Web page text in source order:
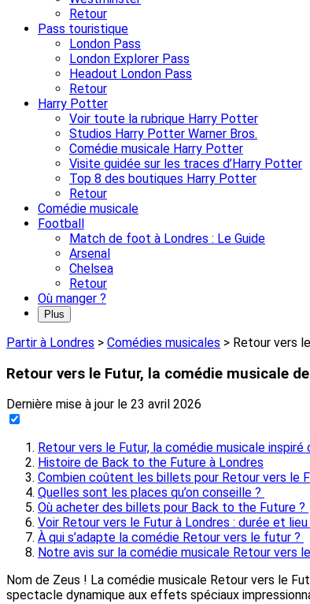
Retour
Pass touristique
London Pass
London Explorer Pass
Headout London Pass
Retour
Harry Potter
Voir toute la rubrique Harry Potter
Studios Harry Potter Warner Bros.
Comédie musicale Harry Potter
Visite guidée sur les traces d’Harry Potter
Top 8 des boutiques Harry Potter
Retour
Comédie musicale
Football
Match de foot à Londres : Le Guide
Arsenal
Chelsea
Retour
Où manger ?
Plus
Partir à Londres > Comédies musicales > Retour vers
Retour vers le Futur, la comédie musicale
Dernière mise à jour le 23 avril 2026
Retour vers le Futur, la comédie musicale inspiré
Histoire de Back to the Future à Londres
Combien coûtent les billets pour Retour vers le
Quelles sont les places qu’on conseille ?
Où acheter des billets pour Back to the Future ?
Voir Retour vers le Futur à Londres : durée et
À qui s’adapte la comédie Retour vers le futur ?
Notre avis sur la comédie musicale Retour vers
Nom de Zeus ! La comédie musicale Retour vers le
spectacle dynamique aux effets spéciaux